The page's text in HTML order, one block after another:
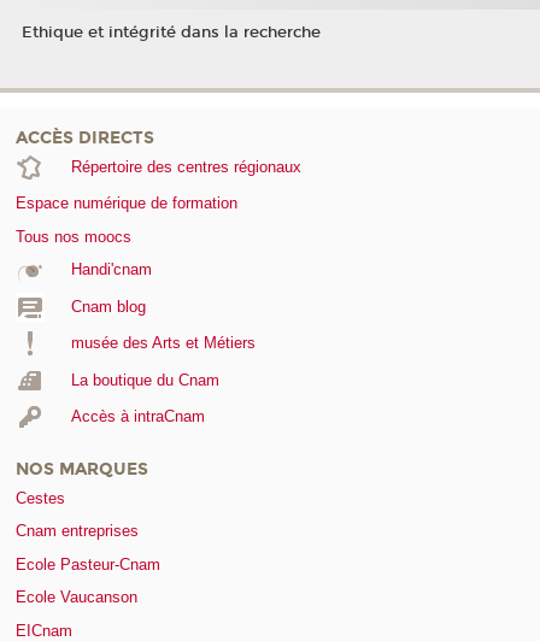
Ethique et intégrité dans la recherche
ACCÈS DIRECTS
Répertoire des centres régionaux
Espace numérique de formation
Tous nos moocs
Handi'cnam
Cnam blog
musée des Arts et Métiers
La boutique du Cnam
Accès à intraCnam
NOS MARQUES
Cestes
Cnam entreprises
Ecole Pasteur-Cnam
Ecole Vaucanson
EICnam